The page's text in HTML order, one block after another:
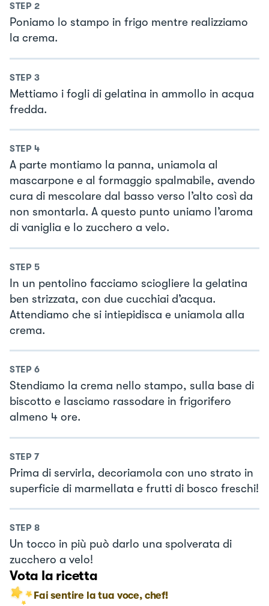
STEP 2
Poniamo lo stampo in frigo mentre realizziamo
la crema.
STEP 3
Mettiamo i fogli di gelatina in ammollo in acqua
fredda.
STEP 4
A parte montiamo la panna, uniamola al
mascarpone e al formaggio spalmabile, avendo
cura di mescolare dal basso verso l’alto così da
non smontarla. A questo punto uniamo l’aroma
di vaniglia e lo zucchero a velo.
STEP 5
In un pentolino facciamo sciogliere la gelatina
ben strizzata, con due cucchiai d’acqua.
Attendiamo che si intiepidisca e uniamola alla
crema.
STEP 6
Stendiamo la crema nello stampo, sulla base di
biscotto e lasciamo rassodare in frigorifero
almeno 4 ore.
STEP 7
Prima di servirla, decoriamola con uno strato in
superficie di marmellata e frutti di bosco freschi!
STEP 8
Un tocco in più può darlo una spolverata di
zucchero a velo!
Vota la ricetta
Fai sentire la tua voce, chef!